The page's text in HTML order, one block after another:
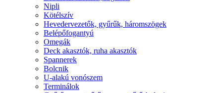
Nipli
Kötélszív
Hevedervezetők, gyűrűk, háromszögek
Belépőfogantyú
Omegák
Deck akasztók, ruha akasztók
Spannerek
Bolcnik
U-alakú vonószem
Terminálok